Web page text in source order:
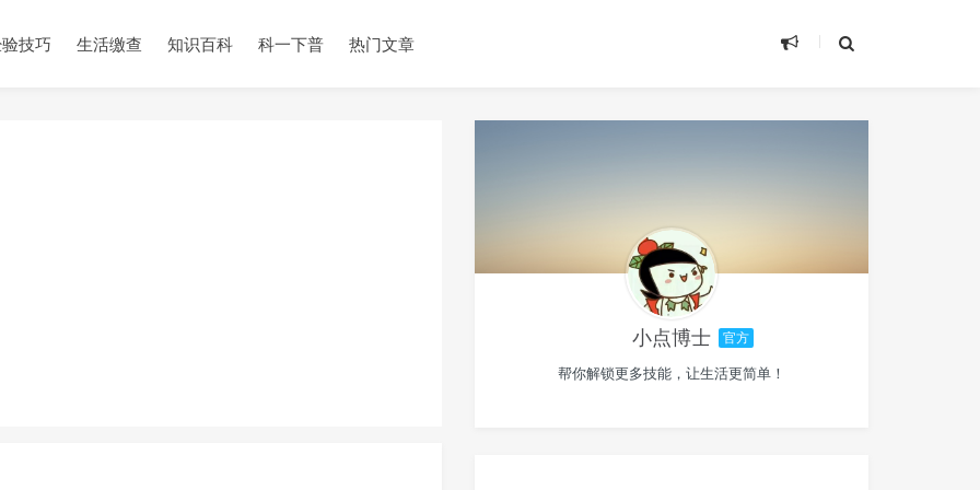
技巧 生活缴查 知识百科 科一下普 热门文章
小点博士 官方
帮你解锁更多技能，让生活更简单！